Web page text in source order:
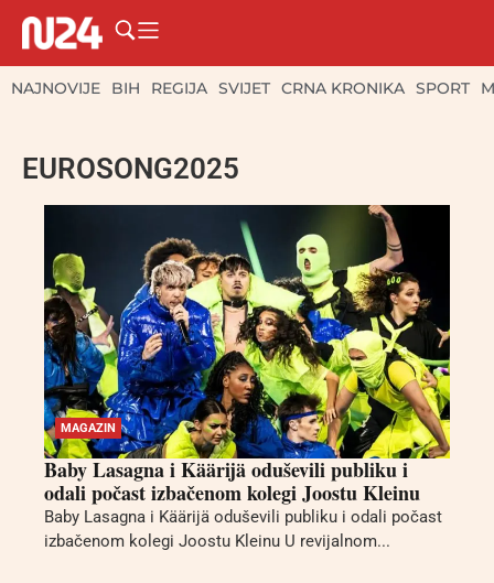
NAJNOVIJE BIH REGIJA SVIJET CRNA KRONIKA SPORT
EUROSONG2025
MAGAZIN
Baby Lasagna i Käärijä oduševili publiku i
odali počast izbačenom kolegi Joostu Kleinu
Baby Lasagna i Käärijä oduševili publiku i odali počast
izbačenom kolegi Joostu Kleinu U revijalnom...